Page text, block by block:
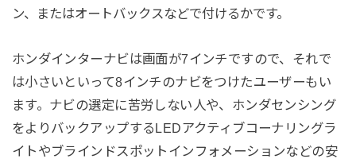
ン、またはオートバックスなどで付けるかです。
ホンダインターナビは画面が7インチですので、それで
は小さいといって8インチのナビをつけたユーザーもい
ます。ナビの選定に苦労しない人や、ホンダセンシング
をよりバックアップするLEDアクティブコーナリングラ
イトやブラインドスポットインフォメーションなどの安